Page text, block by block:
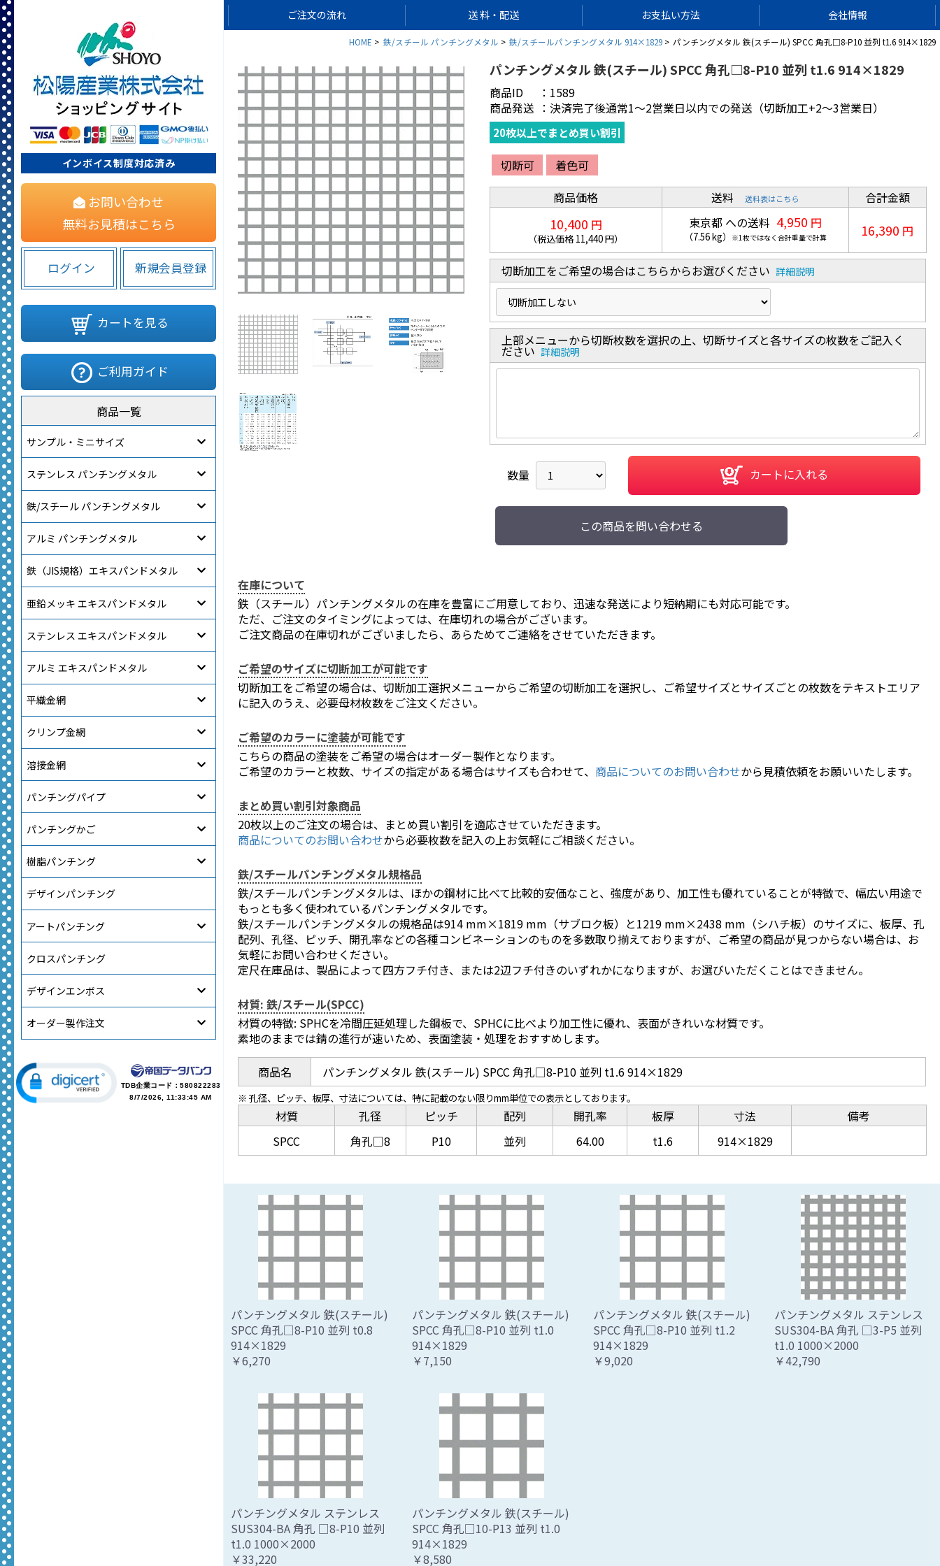
インボイス制度対応済み
お問い合わせ
無料お見積はこちら
ログイン 新規会員登録
カートを見る
ご利用ガイド
商品一覧
サンプル・ミニサイズ
ステンレス パンチングメタル
鉄/スチール パンチングメタル
アルミ パンチングメタル
鉄（JIS規格）エキスパンドメタル
亜鉛メッキ エキスパンドメタル
ステンレス エキスパンドメタル
アルミ エキスパンドメタル
平織金網
クリンプ金網
溶接金網
パンチングパイプ
パンチングかご
樹脂パンチング
デザインパンチング
アートパンチング
クロスパンチング
デザインエンボス
オーダー製作注文
TDB企業コード：580822283
8/7/2026, 11:33:45 AM
ご注文の流れ 送 料・配送 お支払い方法 会社情報
HOME 鉄/スチール パンチングメタル 鉄/スチールパンチングメタル 914×1829 パンチングメタル 鉄(スチール) SPCC 角孔□8-P10 並列 t1.6 914×1829
パンチングメタル 鉄(スチール) SPCC 角孔□8-P10 並列 t1.6 914×1829
商品ID ： 1589
商品発送 ：決済完了後通常1～2営業日以内での発送（切断加工+2～3営業日）
20枚以上でまとめ買い割引
切断可
着色可
商品価格
10,400 円
（税込価格11,440円）
送料送料表はこちら
東京都 への送料 4,950 円
（7.56kg） ※1枚ではなく合計重量で計算
合計金額
16,390 円
切断加工をご希望の場合はこちらからお選びください詳細説明
上部メニューから切断枚数を選択の上、切断サイズと各サイズの枚数をご記入く
ださい詳細説明
数量 カートに入れる
この商品を問い合わせる
お買い物を続ける
在庫について
鉄（スチール）パンチングメタルの在庫を豊富にご用意しており、迅速な発送により短納期にも対応可能です。
ただ、ご注文のタイミングによっては、在庫切れの場合がございます。
ご注文商品の在庫切れがございましたら、あらためてご連絡をさせていただきます。
ご希望のサイズに切断加工が可能です
切断加工をご希望の場合は、切断加工選択メニューからご希望の切断加工を選択し、ご希望サイズとサイズごとの枚数をテキストエリア
に記入のうえ、必要母材枚数をご注文ください。
ご希望のカラーに塗装が可能です
こちらの商品の塗装をご希望の場合はオーダー製作となります。
ご希望のカラーと枚数、サイズの指定がある場合はサイズも合わせて、 商品についてのお問い合わせから見積依頼をお願いいたします。
まとめ買い割引対象商品
20枚以上のご注文の場合は、まとめ買い割引を適応させていただきます。
商品についてのお問い合わせから必要枚数を記入の上お気軽にご相談ください。
鉄/スチールパンチングメタル規格品
鉄/スチールパンチングメタルは、ほかの鋼材に比べて比較的安価なこと、強度があり、加工性も優れていることが特徴で、幅広い用途で
もっとも多く使われているパンチングメタルです。
鉄/スチールパンチングメタルの規格品は914 mm×1819 mm（サブロク板）と1219 mm×2438 mm（シハチ板）のサイズに、板厚、孔
配列、孔径、ピッチ、開孔率などの各種コンビネーションのものを多数取り揃えておりますが、ご希望の商品が見つからない場合は、お
気軽にお問い合わせください。
定尺在庫品は、製品によって四方フチ付き、または2辺フチ付きのいずれかになりますが、お選びいただくことはできません。
材質: 鉄/スチール(SPCC)
材質の特徴: SPHCを冷間圧延処理した鋼板で、SPHCに比べより加工性に優れ、表面がきれいな材質です。
素地のままでは錆の進行が速いため、表面塗装・処理をおすすめします。
商品名
パンチングメタル 鉄(スチール) SPCC 角孔□8-P10 並列 t1.6 914×1829
※ 孔径、ピッチ、板厚、寸法については、特に記載のない限りmm単位での表示としております。
材質
SPCC
孔径
角孔□8
ピッチ
P10
配列
並列
開孔率
64.00
板厚
t1.6
寸法
914×1829
備考
パンチングメタル 鉄(スチール)
SPCC 角孔□8-P10 並列 t0.8
914×1829
￥6,270
パンチングメタル 鉄(スチール)
SPCC 角孔□8-P10 並列 t1.0
914×1829
￥7,150
パンチングメタル 鉄(スチール)
SPCC 角孔□8-P10 並列 t1.2
914×1829
￥9,020
パンチングメタル ステンレス
SUS304-BA 角孔 □3-P5 並列
t1.0 1000×2000
￥42,790
パンチングメタル ステンレス
SUS304-BA 角孔 □8-P10 並列
t1.0 1000×2000
￥33,220
パンチングメタル 鉄(スチール)
SPCC 角孔□10-P13 並列 t1.0
914×1829
￥8,580